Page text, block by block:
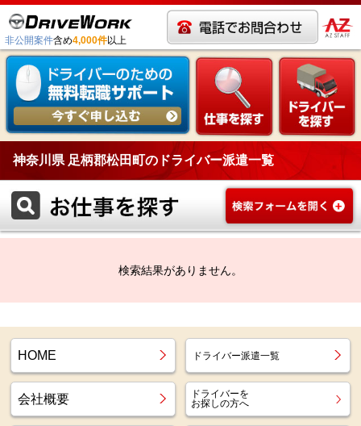
非公開案件含め4,000件以上
神奈川県 足柄郡松田町のドライバー派遣一覧
検索結果がありません。
HOME ドライバー派遣一覧
会社概要
ドライバーを
お探しの方へ